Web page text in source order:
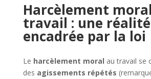
Harcèlement
travail : une réalité
encadrée par la loi
Le harcèlement moral au travail se
des agissements répétés